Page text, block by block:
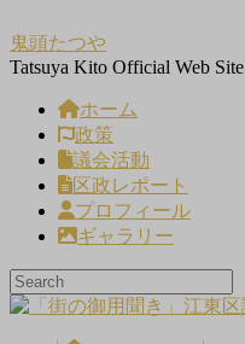
ン
テ
ビ
ゲ
鬼頭たつや
Tatsuya Kito Official Web Site
ホーム
政策
議会活動
区政レポート
プロフィール
ギャラリー